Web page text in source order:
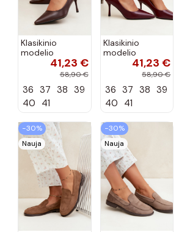
Klasikinio
modelio
aukštakulniai
šokolado
spalvos Nesha
41,23 €
58,90 €
36 37 38 39
40 41
Klasikinio
modelio
aukštakulniai
bordo spalvos
Nesha
41,23 €
58,90 €
36 37 38 39
40 41
−30%
Nauja
−30%
Nauja